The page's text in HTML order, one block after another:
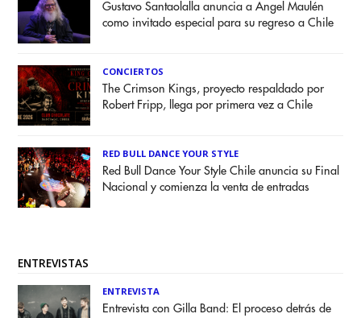
Gustavo Santaolalla anuncia a Angel Maulén
como invitado especial para su regreso a Chile
CONCIERTOS
The Crimson Kings, proyecto respaldado por
Robert Fripp, llega por primera vez a Chile
RED BULL DANCE YOUR STYLE
Red Bull Dance Your Style Chile anuncia su Final
Nacional y comienza la venta de entradas
ENTREVISTAS
ENTREVISTA
Entrevista con Gilla Band: El proceso detrás de